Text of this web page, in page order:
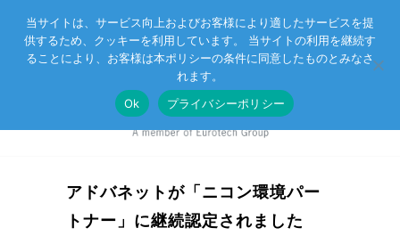
Eurotechグループ お客様サポート お問い合わせ
アドバネットが「ニコン環境パー
トナー」に継続認定されました
当サイトは、サービス向上およびお客様により適したサービスを提
供するため、クッキーを利用しています。 当サイトの利用を継続す
ることにより、お客様は本ポリシーの条件に同意したものとみなさ
れます。
Ok
プライバシーポリシー